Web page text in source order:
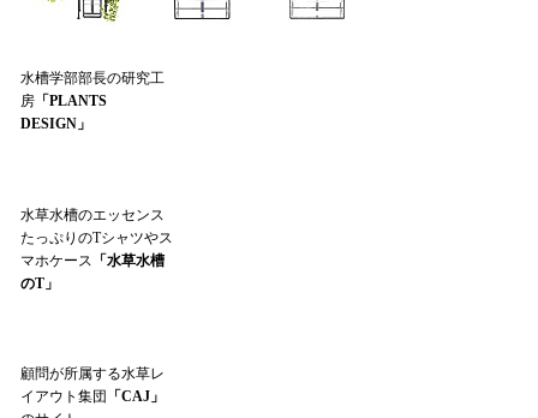
水槽学部部長の研究工
房「PLANTS
DESIGN」
水草水槽のエッセンス
たっぷりのTシャツやス
マホケース 「水草水槽
のT」
顧問が所属する水草レ
イアウト集団
「CAJ」